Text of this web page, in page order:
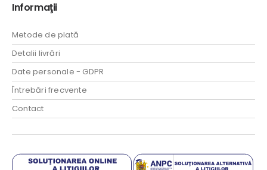
Informaţii
Metode de plată
Detalii livrări
Date personale - GDPR
Întrebări frecvente
Contact